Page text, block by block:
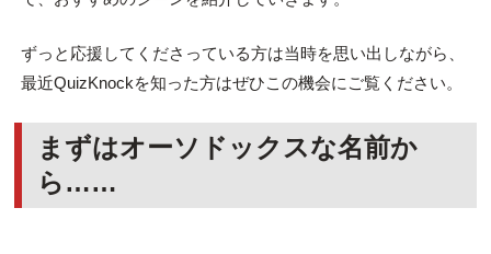
ずっと応援してくださっている方は当時を思い出しながら、
最近QuizKnockを知った方はぜひこの機会にご覧ください。
まずはオーソドックスな名前か
ら……